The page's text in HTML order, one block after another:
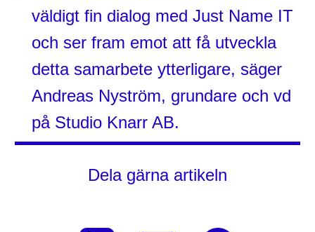
väldigt fin dialog med Just Name IT
och ser fram emot att få utveckla
detta samarbete ytterligare, säger
Andreas Nyström, grundare och vd
på Studio Knarr AB.
Dela gärna artikeln